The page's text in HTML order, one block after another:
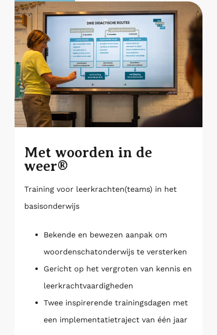
Met woorden in de
weer®
Training voor leerkrachten(teams) in het
basisonderwijs
Bekende en bewezen aanpak om
woordenschatonderwijs te versterken
Gericht op het vergroten van kennis en
leerkrachtvaardigheden
Twee inspirerende trainingsdagen met
een implementatietraject van één jaar